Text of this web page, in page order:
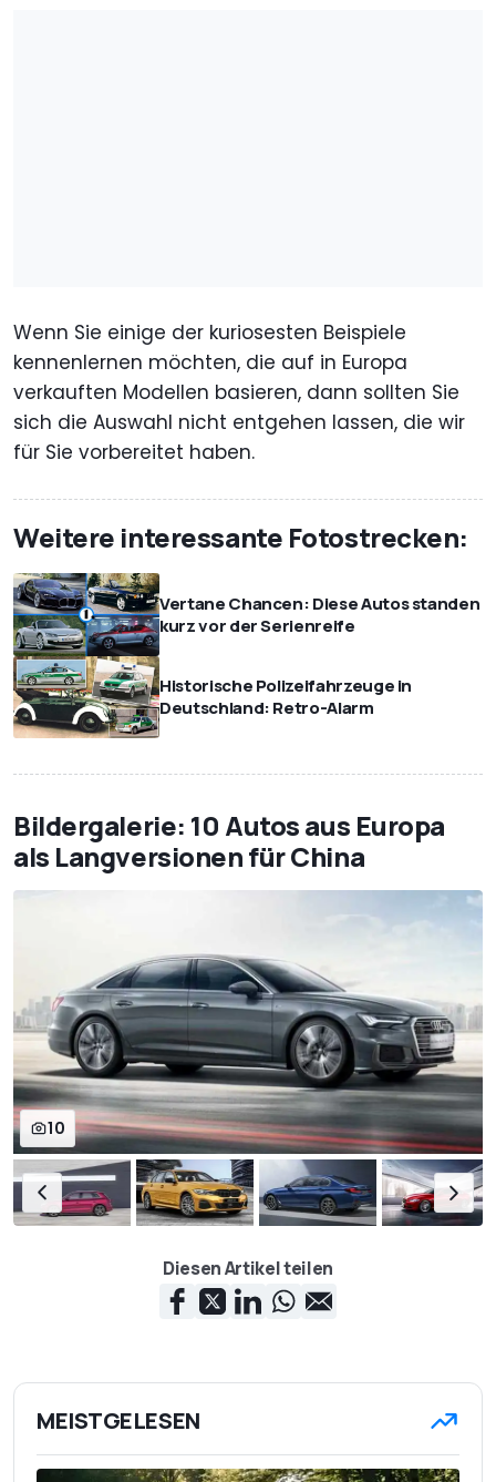
Wenn Sie einige der kuriosesten Beispiele
kennenlernen möchten, die auf in Europa
verkauften Modellen basieren, dann sollten Sie
sich die Auswahl nicht entgehen lassen, die wir
für Sie vorbereitet haben.
Weitere interessante Fotostrecken:
Vertane Chancen: Diese Autos standen
kurz vor der Serienreife
Historische Polizeifahrzeuge in
Deutschland: Retro-Alarm
Bildergalerie: 10 Autos aus Europa
als Langversionen für China
10
Diesen Artikel teilen
MEISTGELESEN